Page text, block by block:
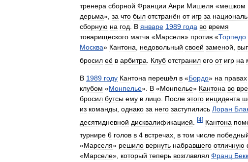
тренера сборной Франции Анри Мишеля «мешком
дерьма», за что был отстранён от игр за
сборную на год. В январе 1989 года во время
товарищеского матча «Марселя» против «Торпедо
Москва» Кантона, недовольный своей заменой,
бросил её в арбитра Клуб отстранил его от игр на
В 1989 году Кантона перешёл в «Бордо» на правах
клубом «Монпелье». В «Монпелье» Кантона во
бросил бутсы ему в лицо После этого инцидента
из команды однако за него заступились Лоран
десятидневной дисквалификацией [4] Кантона
турнире 6 голов в 4 встречах в том числе
«Марселя» решило вернуть набравшего отличную
«Марселе», который теперь возглавлял Франц